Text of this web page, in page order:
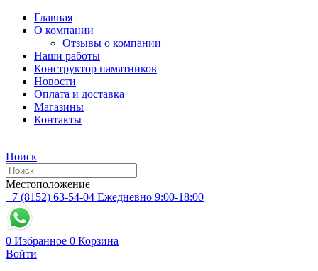
Главная
О компании
Отзывы о компании
Наши работы
Конструктор памятников
Новости
Оплата и доставка
Магазины
Контакты
Поиск
Местоположение
+7 (8152) 63-54-04 Ежедневно 9:00-18:00
0 Избранное 0 Корзина
Войти